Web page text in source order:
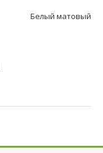
Белый матовый